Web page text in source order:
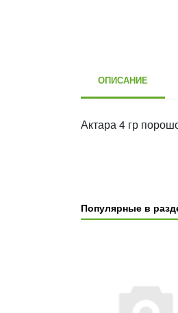
ОПИСАНИЕ
Актара 4 гр
Популярные в